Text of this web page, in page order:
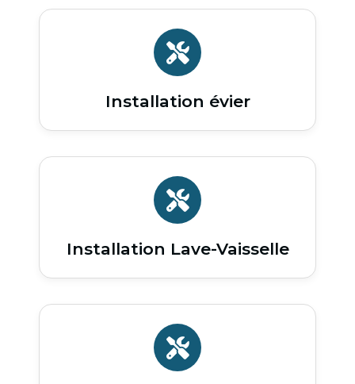
Installation évier
Installation Lave-Vaisselle